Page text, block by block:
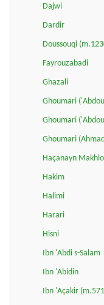
Dajwi
Dardir
Doussouqi
Fayrouzabadi
Ghazali
Ghoumari
Ghoumari
Ghoumari
Haçanayn
Hakim
Halimi
Harari
Hisni
Ibn 'Abdi s-Salam
Ibn 'Abidin
Ibn 'Açakir